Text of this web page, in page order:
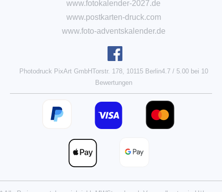
www.fotokalender-2027.de
www.postkarten-druck.com
www.foto-adventskalender.de
Photodruck PixArt GmbHTorstr. 178, 10115 Berlin4.7/ 5.00bei 10
Bewertungen